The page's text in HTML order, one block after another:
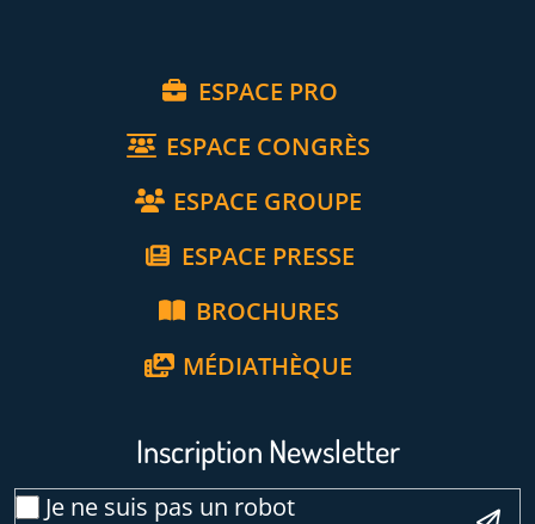
ESPACE PRO
ESPACE CONGRÈS
ESPACE GROUPE
ESPACE PRESSE
BROCHURES
MÉDIATHÈQUE
Inscription Newsletter
Je ne suis pas un robot